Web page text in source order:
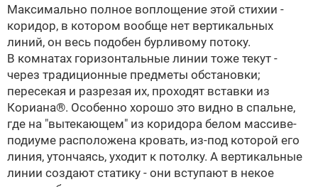
Максимально полное воплощение этой стихии -
коридор, в котором вообще нет вертикальных
линий, он весь подобен бурливому потоку.
В комнатах горизонтальные линии тоже текут -
через традиционные предметы обстановки;
пересекая и разрезая их, проходят вставки из
Кориана®. Особенно хорошо это видно в спальне,
где на "вытекающем" из коридора белом массиве-
подиуме расположена кровать, из-под которой его
линия, утончаясь, уходит к потолку. А вертикальные
линии создают статику - они вступают в некое